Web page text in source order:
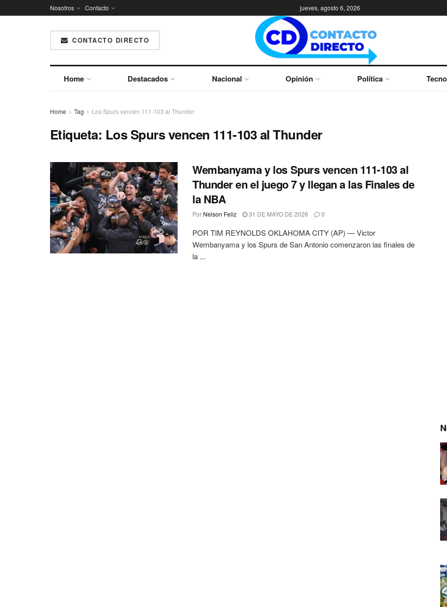
Nosotros Contacto jueves, agosto 6, 2026
CONTACTO DIRECTO
Home Destacados Nacional Opinión Política
Home Tag Los Spurs vencen 111-103 al Thunder
Etiqueta: Los Spurs vencen 111-103 al Thunder
Wembanyama y los Spurs vencen 111-103 al
Thunder en el juego 7 y llegan a las Finales de
la NBA
Por Nelson Feliz 31 DE MAYO DE 2026 0
POR TIM REYNOLDS OKLAHOMA CITY (AP) — Victor
Wembanyama y los Spurs de San Antonio comenzaron las finales de
la ...